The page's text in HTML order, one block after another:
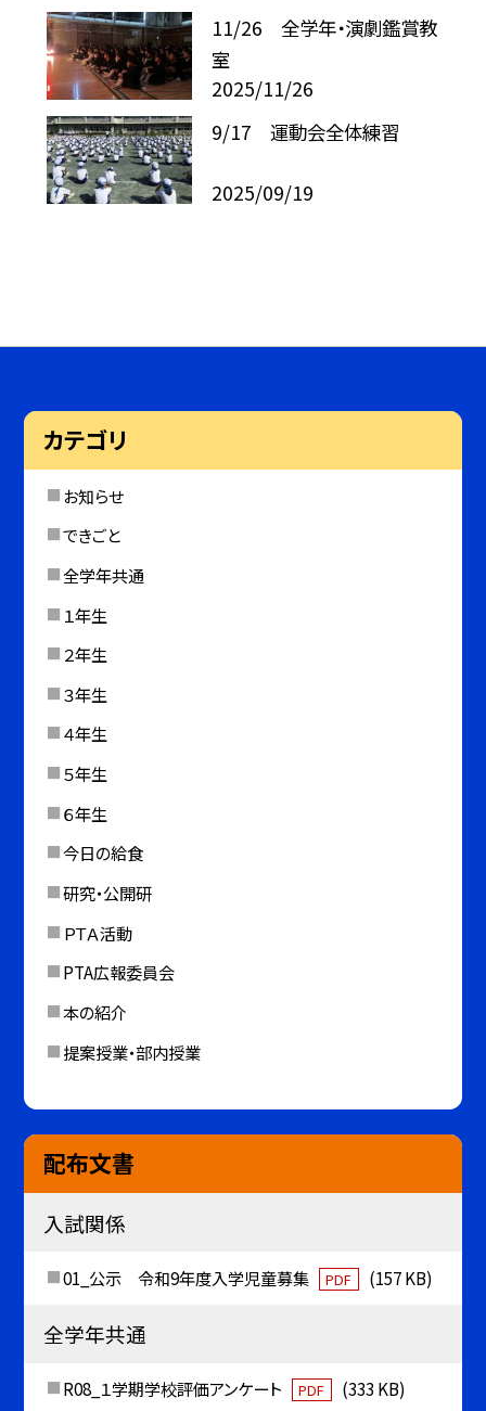
11/26 全学年・演劇鑑賞教
室
2025/11/26
9/17 運動会全体練習
2025/09/19
カテゴリ
お知らせ
できごと
全学年共通
１年生
２年生
３年生
４年生
５年生
６年生
今日の給食
研究・公開研
ＰＴＡ活動
PTA広報委員会
本の紹介
提案授業・部内授業
配布文書
入試関係
01_公示 令和9年度入学児童募集 PDF (157 KB)
全学年共通
R08_１学期学校評価アンケート PDF (333 KB)